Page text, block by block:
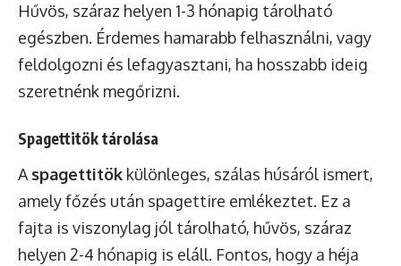
Hűvös, száraz helyen 1-3 hónapig tárolható
egészben. Érdemes hamarabb felhasználni, vagy
feldolgozni és lefagyasztani, ha hosszabb ideig
szeretnénk megőrizni.
Spagettitök tárolása
A spagettitök különleges, szálas húsáról ismert,
amely főzés után spagettire emlékeztet. Ez a
fajta is viszonylag jól tárolható, hűvös, száraz
helyen 2-4 hónapig is eláll. Fontos, hogy a héja